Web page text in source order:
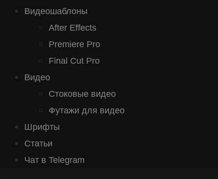
Видеошаблоны
After Effects
Premiere Pro
Final Cut Pro
Видео
Стоковые видео
Футажи для видео
Шрифты
Статьи
Чат в Telegram